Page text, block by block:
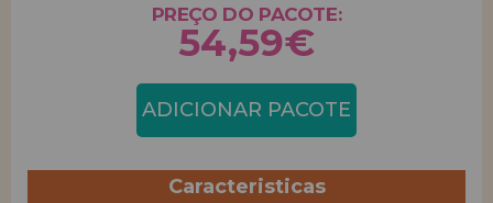
PREÇO DO PACOTE:
54,59€
ADICIONAR PACOTE
Caracteristicas